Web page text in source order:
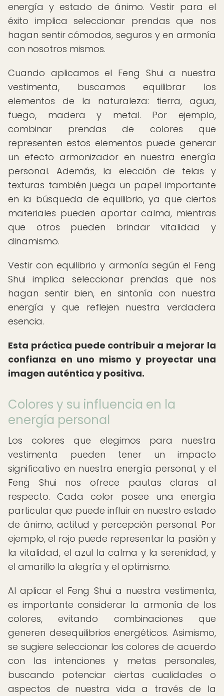
energía y estado de ánimo. Vestir para el
éxito implica seleccionar prendas que nos
hagan sentir cómodos, seguros y en armonía
con nosotros mismos.
Cuando aplicamos el Feng Shui a nuestra
vestimenta, buscamos equilibrar los
elementos de la naturaleza: tierra, agua,
fuego, madera y metal. Por ejemplo,
combinar prendas de colores que
representen estos elementos puede generar
un efecto armonizador en nuestra energía
personal. Además, la elección de telas y
texturas también juega un papel importante
en la búsqueda de equilibrio, ya que ciertos
materiales pueden aportar calma, mientras
que otros pueden brindar vitalidad y
dinamismo.
Vestir con equilibrio y armonía según el Feng
Shui implica seleccionar prendas que nos
hagan sentir bien, en sintonía con nuestra
energía y que reflejen nuestra verdadera
esencia.
Esta práctica puede contribuir a mejorar la
confianza en uno mismo y proyectar una
imagen auténtica y positiva.
Colores y su influencia en la
energía personal
Los colores que elegimos para nuestra
vestimenta pueden tener un impacto
significativo en nuestra energía personal, y el
Feng Shui nos ofrece pautas claras al
respecto. Cada color posee una energía
particular que puede influir en nuestro estado
de ánimo, actitud y percepción personal. Por
ejemplo, el rojo puede representar la pasión y
la vitalidad, el azul la calma y la serenidad, y
el amarillo la alegría y el optimismo.
Al aplicar el Feng Shui a nuestra vestimenta,
es importante considerar la armonía de los
colores, evitando combinaciones que
generen desequilibrios energéticos. Asimismo,
se sugiere seleccionar los colores de acuerdo
con las intenciones y metas personales,
buscando potenciar ciertas cualidades o
aspectos de nuestra vida a través de la